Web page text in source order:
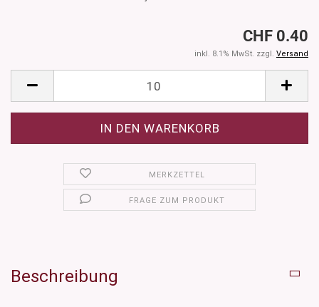
CHF 0.40
inkl. 8.1% MwSt. zzgl. Versand
MERKZETTEL
FRAGE ZUM PRODUKT
Beschreibung